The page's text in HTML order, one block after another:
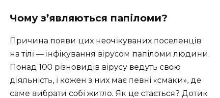
Чому з’являються папіломи?
Причина появи цих неочікуваних поселенців
на тілі — інфікування вірусом папіломи людини.
Понад 100 різновидів вірусу ведуть свою
діяльність, і кожен з них має певні «смаки», де
саме вибрати собі житло. Як це стається? Дотик